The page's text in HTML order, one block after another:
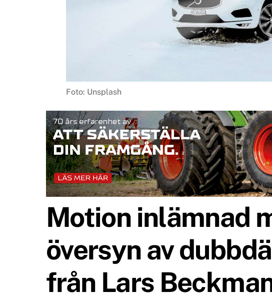
Foto: Unsplash
Motion inlämnad
översyn av
från Lars